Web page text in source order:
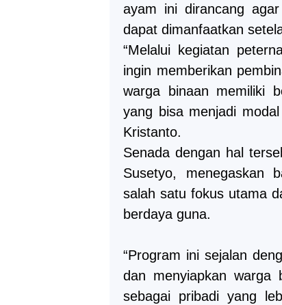
ayam ini dirancang
dapat dimanfaatkan
“Melalui kegiatan
ingin memberikan
warga binaan memiliki
yang bisa menjadi
Kristanto.
Senada dengan hal
Susetyo, menegaskan
salah satu fokus utama
berdaya guna.
“Program ini sejalan
dan menyiapkan warga
sebagai pribadi yang